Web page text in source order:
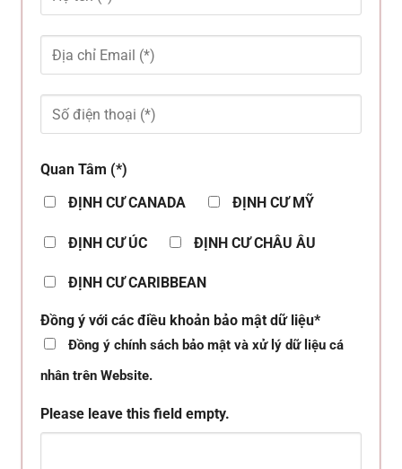
Quan Tâm (*)
ĐỊNH CƯ CANADA
ĐỊNH CƯ MỸ
ĐỊNH CƯ ÚC ĐỊNH CƯ CHÂU ÂU
ĐỊNH CƯ CARIBBEAN
Đồng ý với các điều khoản bảo mật dữ liệu*
Đồng ý chính sách bảo mật và xử lý dữ liệu cá
nhân trên Website.
Please leave this field empty.